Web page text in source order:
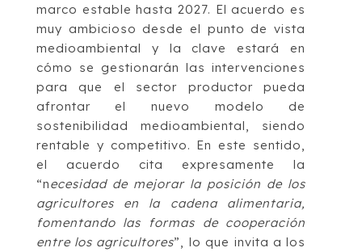
marco estable hasta 2027. El acuerdo es
muy ambicioso desde el punto de vista
medioambiental y la clave estará en
cómo se gestionarán las intervenciones
para que el sector productor pueda
afrontar el nuevo modelo de
sostenibilidad medioambiental, siendo
rentable y competitivo. En este sentido,
el acuerdo cita expresamente la
“necesidad de mejorar la posición de los
agricultores en la cadena alimentaria,
fomentando las formas de cooperación
entre los agricultores”, lo que invita a los